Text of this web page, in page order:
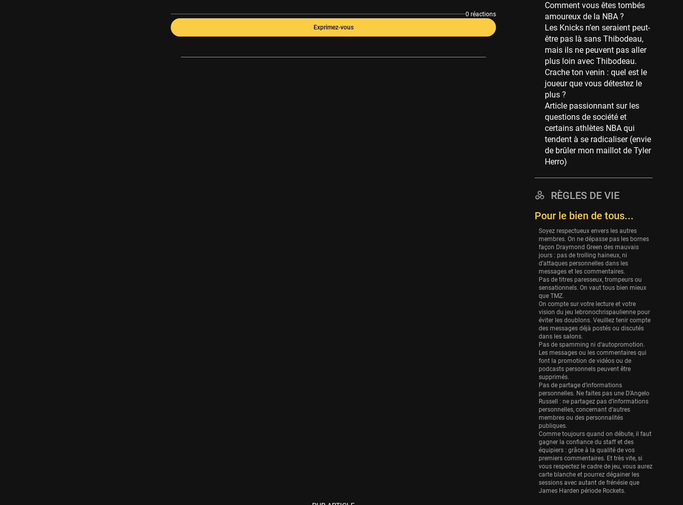
0 réactions
Exprimez-vous
45 sessions
Chicago Bulls
41 sessions
Memphis Grizzlies
39 sessions
Cleveland Cavaliers
38 sessions
Orlando Magic
36 sessions
Euroleague
34 sessions
Charlotte Hornets
Houston Rockets
Washington Wizards
29 sessions
Portland Trail Blazers
27 sessions
Eurobasket
25 sessions
Detroit Pistons
25 sessions
Brooklyn Nets
24 sessions
Sacramento Kings
24 sessions
Utah Jazz
22 sessions
Toronto Raptors
18 sessions
REVERSE
11 sessions
Bleues
0 sessions
Comment vous êtes tombés
amoureux de la NBA ?
Les Knicks n’en seraient peut-
être pas là sans Thibodeau,
mais ils ne peuvent pas aller
plus loin avec Thibodeau.
Crache ton venin : quel est le
joueur que vous détestez le
plus ?
Article passionnant sur les
questions de société et
certains athlètes NBA qui
tendent à se radicaliser (envie
de brûler mon maillot de Tyler
Herro)
RÈGLES DE VIE
Pour le bien de tous...
Soyez respectueux envers les autres
membres. On ne dépasse pas les bornes
façon Draymond Green des mauvais
jours : pas de trolling haineux, ni
d’attaques personnelles dans les
messages et les commentaires.
Pas de titres paresseux, trompeurs ou
sensationnels. On vaut tous bien mieux
que TMZ.
On compte sur votre lecture et votre
vision du jeu lebronochrispaulienne pour
éviter les doublons. Veuillez tenir compte
des messages déjà postés ou discutés
dans les salons.
Pas de spamming ni d’autopromotion.
Les messages ou les commentaires qui
font la promotion de vidéos ou de
podcasts personnels peuvent être
supprimés.
Pas de partage d’informations
personnelles. Ne faites pas une D’Angelo
Russell : ne partagez pas d’informations
personnelles, concernant d’autres
membres ou des personnalités
publiques.
Comme toujours quand on débute, il faut
gagner la confiance du staff et des
équipiers : grâce à la qualité de vos
premiers commentaires. Et très vite, si
vous respectez le cadre de jeu, vous aurez
carte blanche et pourrez dégainer les
sessions avec autant de frénésie que
James Harden période Rockets.